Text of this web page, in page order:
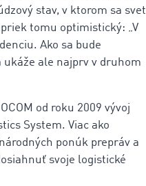
stav, v ktorom sa svet
tomu optimistický: „V
Ako sa bude
ukáže ale najprv v druhom
od roku 2009 vývoj
System. Viac ako
ponúk prepráv a
svoje logistické